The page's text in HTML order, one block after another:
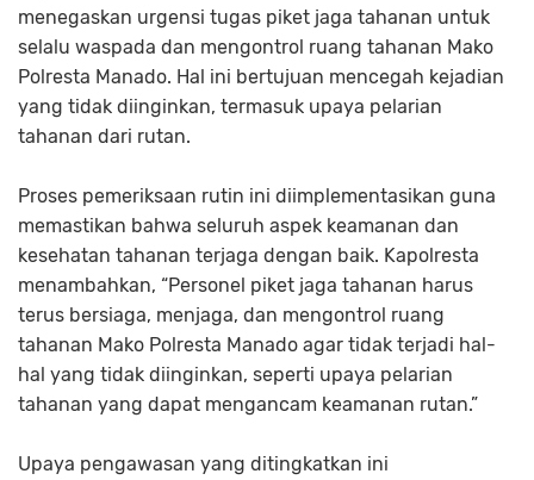
menegaskan urgensi tugas piket jaga tahanan untuk
selalu waspada dan mengontrol ruang tahanan Mako
Polresta Manado. Hal ini bertujuan mencegah kejadian
yang tidak diinginkan, termasuk upaya pelarian
tahanan dari rutan.
Proses pemeriksaan rutin ini diimplementasikan guna
memastikan bahwa seluruh aspek keamanan dan
kesehatan tahanan terjaga dengan baik. Kapolresta
menambahkan, “Personel piket jaga tahanan harus
terus bersiaga, menjaga, dan mengontrol ruang
tahanan Mako Polresta Manado agar tidak terjadi hal-
hal yang tidak diinginkan, seperti upaya pelarian
tahanan yang dapat mengancam keamanan rutan.”
Upaya pengawasan yang ditingkatkan ini